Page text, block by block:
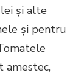
și alte
și pentru
amestec,